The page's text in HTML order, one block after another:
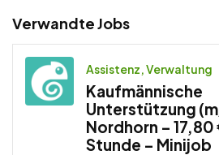
Verwandte Jobs
Assistenz, Verwaltung
Kaufmännische
Unterstützung
Nordhorn –
Stunde – Minijob